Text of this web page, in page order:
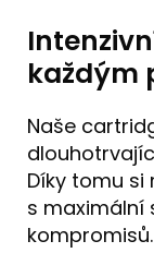
každým
Naše
Díky tomu
s maximální
kompromisů.